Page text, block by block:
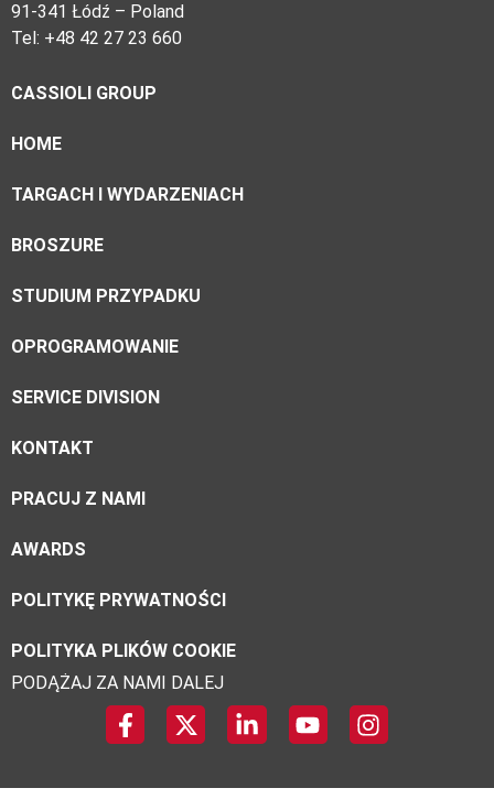
91-341 Łódź – Poland
Tel: +48 42 27 23 660
CASSIOLI GROUP
HOME
TARGACH I WYDARZENIACH
BROSZURE
STUDIUM PRZYPADKU
OPROGRAMOWANIE
SERVICE DIVISION
KONTAKT
PRACUJ Z NAMI
AWARDS
POLITYKĘ PRYWATNOŚCI
POLITYKA PLIKÓW COOKIE
PODĄŻAJ ZA NAMI DALEJ